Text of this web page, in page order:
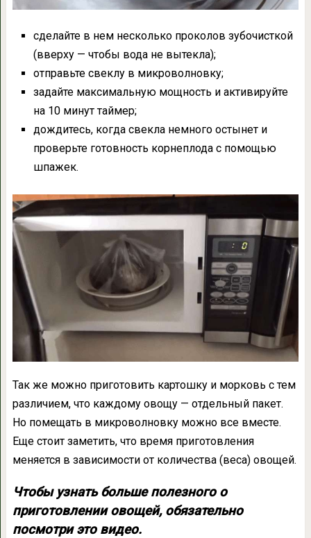
сделайте в нем несколько проколов зубочисткой
(вверху — чтобы вода не вытекла);
отправьте свеклу в микроволновку;
задайте максимальную мощность и активируйте
на 10 минут таймер;
дождитесь, когда свекла немного остынет и
проверьте готовность корнеплода с помощью
шпажек.
Так же можно приготовить картошку и морковь с тем
различием, что каждому овощу — отдельный пакет.
Но помещать в микроволновку можно все вместе.
Еще стоит заметить, что время приготовления
меняется в зависимости от количества (веса) овощей.
Чтобы узнать больше полезного о
приготовлении овощей, обязательно
посмотри это видео.